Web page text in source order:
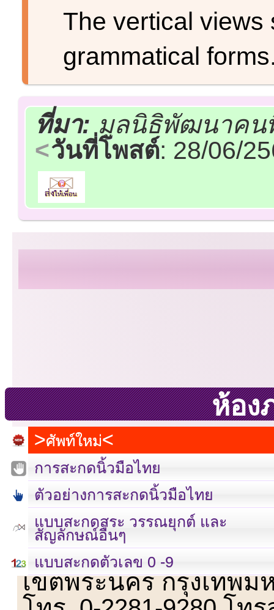
The vertical views
grammatical
ที่มา:มูลนิธิพัฒนาคน
วันที่โพสต์: 28/06/
ห้อง
ศัพท์ใหม่
การสะกดนิ้วมือไทย
ตัวอย่างการสะกดนิ้วมือไทย
แบบสะกดสระ วรรณยุกต์ และ
สัญลักษณ์อื่นๆ
แบบสะกดตัวเลข 0 -9
เลขที่ 23 ชั้น 2 ถนนวิ
เขตพระนคร กรุงเทพม